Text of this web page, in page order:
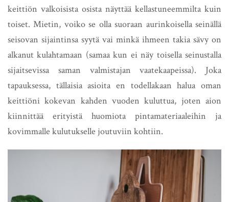
keittiön valkoisista osista näyttää kellastuneemmilta kuin
toiset. Mietin, voiko se olla suoraan aurinkoisella seinällä
seisovan sijaintinsa syytä vai minkä ihmeen takia sävy on
alkanut kulahtamaan (samaa kun ei näy toisella seinustalla
sijaitsevissa saman valmistajan vaatekaapeissa). Joka
tapauksessa, tällaisia asioita en todellakaan halua oman
keittiöni kokevan kahden vuoden kuluttua, joten aion
kiinnittää erityistä huomiota pintamateriaaleihin ja
kovimmalle kulutukselle joutuviin kohtiin.